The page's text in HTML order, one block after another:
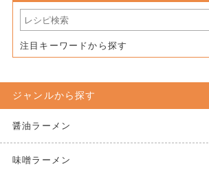
注目キーワードから探す
ジャンルから探す
醤油ラーメン
味噌ラーメン